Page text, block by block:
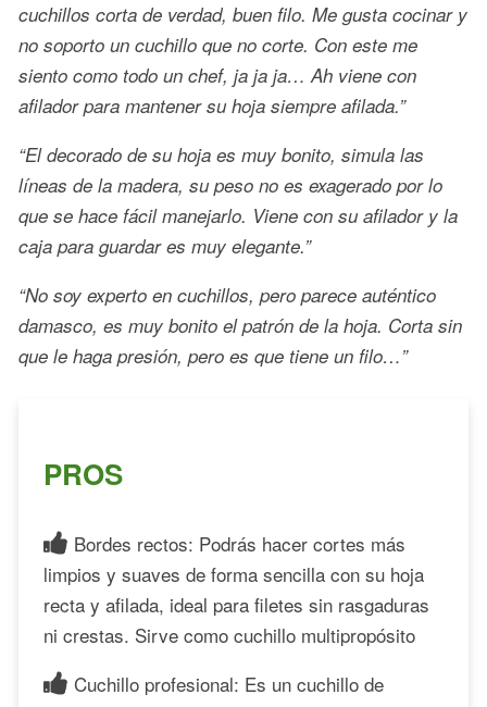
cuchillos corta de verdad, buen filo. Me gusta cocinar y
no soporto un cuchillo que no corte. Con este me
siento como todo un chef, ja ja ja… Ah viene con
afilador para mantener su hoja siempre afilada.”
“El decorado de su hoja es muy bonito, simula las
líneas de la madera, su peso no es exagerado por lo
que se hace fácil manejarlo. Viene con su afilador y la
caja para guardar es muy elegante.”
“No soy experto en cuchillos, pero parece auténtico
damasco, es muy bonito el patrón de la hoja. Corta sin
que le haga presión, pero es que tiene un filo…”
PROS
Bordes rectos: Podrás hacer cortes más
limpios y suaves de forma sencilla con su hoja
recta y afilada, ideal para filetes sin rasgaduras
ni crestas. Sirve como cuchillo multipropósito
Cuchillo profesional: Es un cuchillo de